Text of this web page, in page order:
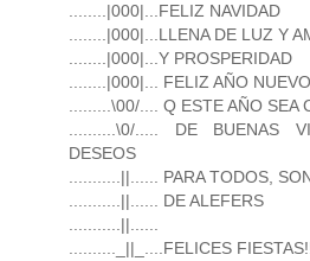
........|000|...FELIZ NAVIDAD
........|000|...LLENA DE LUZ Y
........|000|...Y PROSPERIDAD
........|000|... FELIZ AÑO
.........\00/.... Q ESTE AÑO SEA
..........\0/..... DE BUENAS
DESEOS
...........||...... PARA TODOS,
...........||...... DE ALEFERS
...........||......
.........._||_....FELICES